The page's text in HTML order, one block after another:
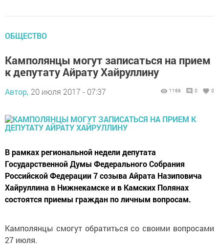
ОБЩЕСТВО
Камполянцы могут записаться на прием
к депутату Айрату Хайруллину
Автор, 20 июля 2017 - 07:37 1169 0 0
В рамках региональной недели депутата
Государственной Думы Федерального Собрания
Российской Федерации 7 созыва Айрата Назиповича
Хайруллина в Нижнекамске и в Камских Полянах
состоятся приемы граждан по личным вопросам.
Камполянцы смогут обратиться со своими вопросами
27 июля.